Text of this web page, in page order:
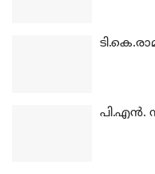
പി.എന്‍.